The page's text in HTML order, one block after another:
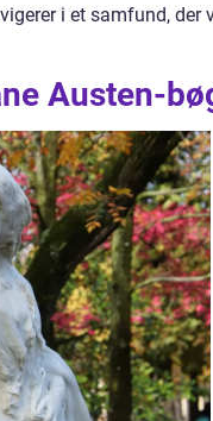
i et samfund,
Austen-